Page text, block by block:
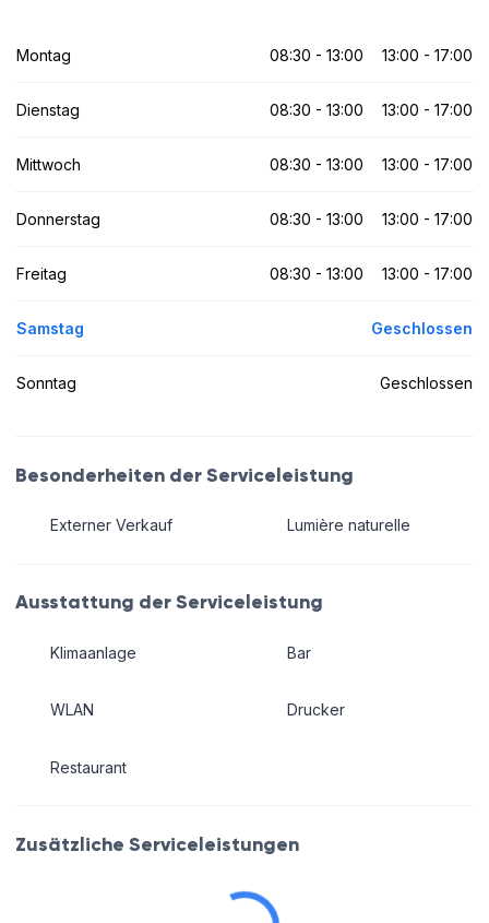
Montag 08:30 - 13:00 13:00 - 17:00
Dienstag 08:30 - 13:00 13:00 - 17:00
Mittwoch 08:30 - 13:00 13:00 - 17:00
Donnerstag 08:30 - 13:00 13:00 - 17:00
Freitag 08:30 - 13:00 13:00 - 17:00
Samstag Geschlossen
Sonntag Geschlossen
Besonderheiten der Serviceleistung
Externer Verkauf Lumière naturelle
Ausstattung der Serviceleistung
Klimaanlage
WLAN
Restaurant
Bar
Drucker
Zusätzliche Serviceleistungen